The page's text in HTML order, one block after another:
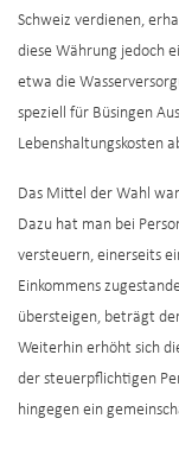
Schweiz verdienen,
diese Währung jedoch
etwa die
speziell für Büsingen
Lebenshaltungskosten
Das Mittel der Wahl
Dazu hat man bei
versteuern, einerseits
Einkommens
übersteigen, beträgt
Weiterhin erhöht sich
der steuerpflichtigen
hingegen ein